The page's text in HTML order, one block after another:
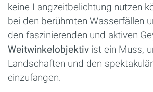
keine Langzeitbelichtung nutzen
bei den berühmten Wasserfällen
den faszinierenden und aktiven
Weitwinkelobjektiv ist ein Muss,
Landschaften und den
einzufangen.